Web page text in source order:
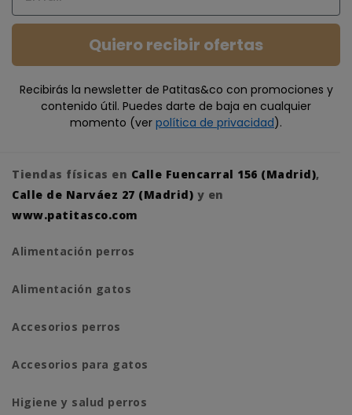
Quiero recibir ofertas
Recibirás la newsletter de Patitas&co con promociones y
contenido útil. Puedes darte de baja en cualquier
momento (ver política de privacidad).
Tiendas físicas en Calle Fuencarral 156 (Madrid),
Calle de Narváez 27 (Madrid) y en
www.patitasco.com
Alimentación perros
Alimentación gatos
Accesorios perros
Accesorios para gatos
Higiene y salud perros